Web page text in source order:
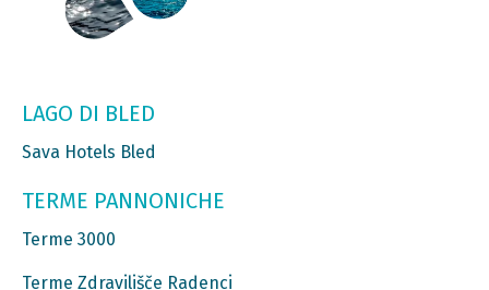
LAGO DI BLED
Sava Hotels Bled
TERME PANNONICHE
Terme 3000
Terme Zdravilišče Radenci